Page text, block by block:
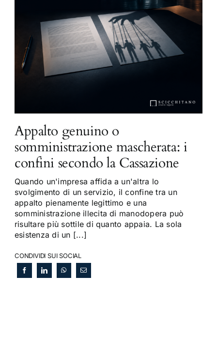
Appalto genuino o
somministrazione mascherata: i
confini secondo la Cassazione
Quando un'impresa affida a un'altra lo
svolgimento di un servizio, il confine tra un
appalto pienamente legittimo e una
somministrazione illecita di manodopera può
risultare più sottile di quanto appaia. La sola
esistenza di un [...]
CONDIVIDI SUI SOCIAL